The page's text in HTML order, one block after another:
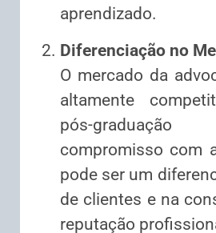
aprendizado.
Diferenciação no
O mercado da
altamente
pós-
compromisso com
pode ser um
de clientes e na
reputação